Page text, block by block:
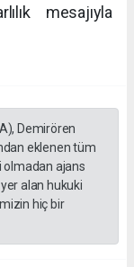
mesajıyla
Demirören
eklenen tüm
olmadan ajans
alan hukuki
hiç bir